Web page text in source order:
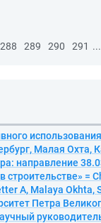
288 289 290 291 ...
Малая Охта,
направление
=
A, Malaya Okhta,
Петра